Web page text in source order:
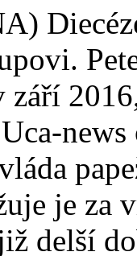
září
je za
delší